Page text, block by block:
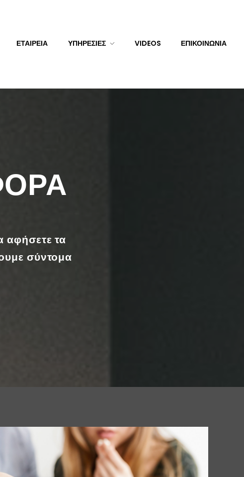
ΕΤΑΙΡΕΊΑ ΥΠΗΡΕΣΊΕΣ VIDEOS ΕΠΙΚΟΙΝΩΝΊΑ
αφήσετε τα
σύντομα